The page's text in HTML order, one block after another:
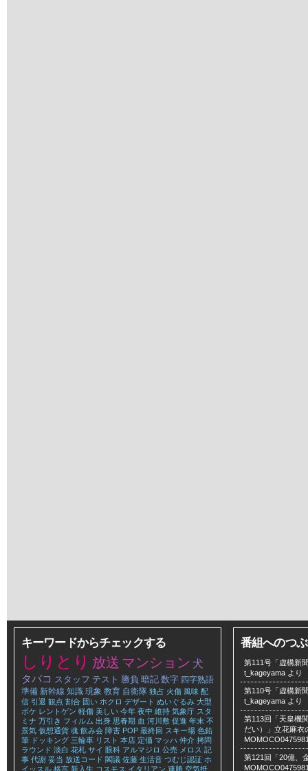
キーワードからチェックする
しりとり 放送 マンション 犬
タバコ スタッフ テスト 勝負 暗記 数字 四字熟語
準備 新幹線 知識 現象 教育 自衛隊 独占 火傷 風味 配
信 引退 観点 割合 固い ホクロ デザート ぬいぐるみ 大型
ボケ レントゲン 軽傷 美しい 今年 夜中 維持 気象庁 スタ
ミナ 万引き フィルム 出身 思春期 血 河川敷 促進 年末 不
景気 仮想通貨 魂 飲み会 障害 POP 最終回 スキー場 色鉛
筆 ドッキング 三輪車 リスト 本店 定価 マッハ 仲介 拷問
ラウンド 淡白 花札 サイ 眼科 アルマジロ 公売 メロス 記
事 代謝 妥当 放送コード 閣議 佐藤 生活音 つむじ認証 ホ
イッスル 格言 新入生 コスモス イタリアン 連勝 空気抵
番組へのつ
第111号「虚構新
t_kageyama より
第110号「虚構新
t_kageyama より
第113回「天皇機
だい）」立花麻衣
第121回「20億、